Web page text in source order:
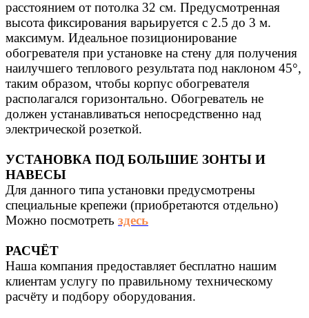
расстоянием от потолка 32 cм. Предусмотренная
высота фиксирования варьируется с 2.5 до 3 м.
максимум. Идеальное позиционирование
обогревателя при установке на стену для получения
наилучшего теплового результата под наклоном 45°,
таким образом, чтобы корпус обогревателя
располагался горизонтально. Обогреватель не
должен устанавливаться непосредственно над
электрической розеткой.
УСТАНОВКА ПОД БОЛЬШИЕ ЗОНТЫ И
НАВЕСЫ
Для данного типа установки предусмотрены
специальные крепежи (приобретаются отдельно)
Можно посмотреть здесь
РАСЧЁТ
Наша компания предоставляет бесплатно нашим
клиентам услугу по правильному техническому
расчёту и подбору оборудования.